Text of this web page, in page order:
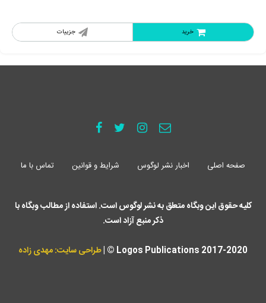
جزییات خرید
صفحه اصلی اخبار نشر لوگوس شرایط و قوانین تماس با ما
کلیه حقوق این وبگاه متعلق به نشر لوگوس است. استفاده از مطالب وبگاه با
ذکر منبع آزاد است.
Logos Publications 2017-2020 © | طراحی سایت: مهدی زاده